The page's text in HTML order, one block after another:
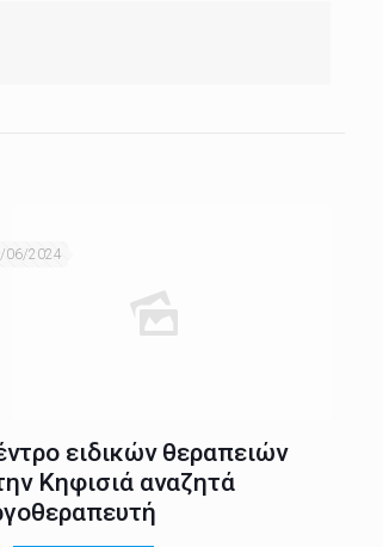
06/2024
ειδικών θεραπειών
Κηφισιά αναζητά